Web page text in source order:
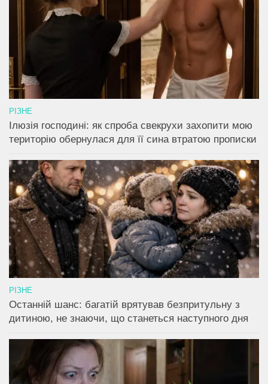
РІЗНЕ
Ілюзія господині: як спроба свекрухи захопити мою
територію обернулася для її сина втратою прописки
РІЗНЕ
Останній шанс: багатій врятував безпритульну з
дитиною, не знаючи, що станеться наступного дня